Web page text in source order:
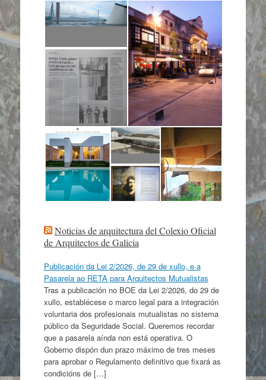
Noticias de arquitectura del Colexio Oficial
de Arquitectos de Galicia
Publicación da Lei 2/2026, de 29 de xullo, e a
Pasarela ao RETA para Arquitectos Mutualistas
Tras a publicación no BOE da Lei 2/2026, do 29 de
xullo, establécese o marco legal para a integración
voluntaria dos profesionais mutualistas no sistema
público da Seguridade Social. Queremos recordar
que a pasarela aínda non está operativa. O
Goberno dispón dun prazo máximo de tres meses
para aprobar o Regulamento definitivo que fixará as
condicións de […]